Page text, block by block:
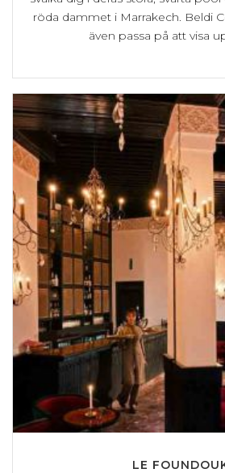
röda dammet i Marrakech. Beldi
även passa på att visa
LE